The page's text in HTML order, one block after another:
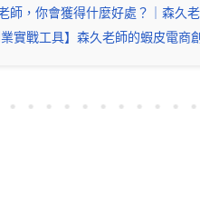
師，你會獲得什麼好處？｜森久
業實戰工具】森久老師的蝦皮電